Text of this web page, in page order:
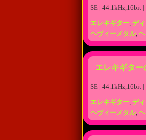
SE | 44.1kHz,16bit
エレキギター, デ
ヘヴィーメタル,
エレキギター
SE | 44.1kHz,16bit
エレキギター, デ
ヘヴィーメタル,